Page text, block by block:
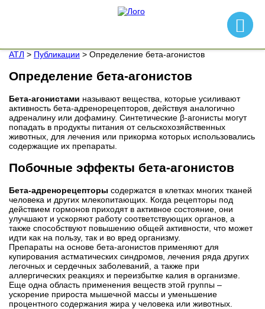
АТЛ > Публикации > Определение бета-агонистов
Определение бета-агонистов
Бета-агонистами называют вещества, которые усиливают
активность бета-адренорецепторов, действуя аналогично
адреналину или дофамину. Синтетические β-агонисты могут
попадать в продукты питания от сельскохозяйственных
животных, для лечения или прикорма которых использовались
содержащие их препараты.
Побочные эффекты бета-агонистов
Бета-адренорецепторы содержатся в клетках многих тканей
человека и других млекопитающих. Когда рецепторы под
действием гормонов приходят в активное состояние, они
улучшают и ускоряют работу соответствующих органов, а
также способствуют повышению общей активности, что может
идти как на пользу, так и во вред организму.
Препараты на основе бета-агонистов применяют для
купирования астматических синдромов, лечения ряда других
легочных и сердечных заболеваний, а также при
аллергических реакциях и переизбытке калия в организме.
Еще одна область применения веществ этой группы –
ускорение прироста мышечной массы и уменьшение
процентного содержания жира у человека или животных.